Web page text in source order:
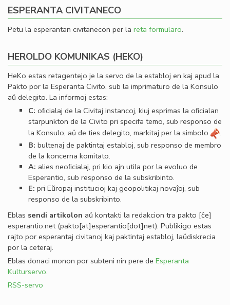
ESPERANTA CIVITANECO
Petu la esperantan civitanecon per la reta formularo.
HEROLDO KOMUNIKAS (HEKO)
HeKo estas retagentejo je la servo de la establoj en kaj apud la
Pakto por la Esperanta Civito, sub la imprimaturo de la Konsulo
aŭ delegito. La informoj estas:
C: oﬁcialaj de la Civitaj instancoj, kiuj esprimas la oﬁcialan
starpunkton de la Civito pri specifa temo, sub responso de
la Konsulo, aŭ de ties delegito, markitaj per la simbolo
.
B: bultenaj de paktintaj establoj, sub responso de membro
de la koncerna komitato.
A: alies neoﬁcialaj, pri kio ajn utila por la evoluo de
Esperantio, sub responso de la subskribinto.
E: pri Eŭropaj institucioj kaj geopolitikaj novaĵoj, sub
responso de la subskribinto.
Eblas sendi artikolon aŭ kontakti la redakcion tra pakto [ĉe]
esperantio.net(pakto[at]esperantio[dot]net). Publikigo estas
rajto por esperantaj civitanoj kaj paktintaj establoj, laŭdiskrecia
por la ceteraj.
Eblas donaci monon por subteni nin pere de Esperanta
Kulturservo.
RSS-servo